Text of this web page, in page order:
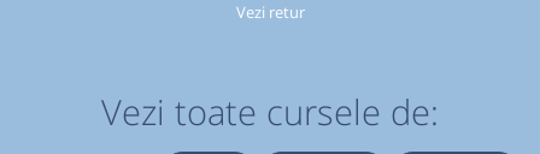
Vezi retur
Vezi toate cursele de: